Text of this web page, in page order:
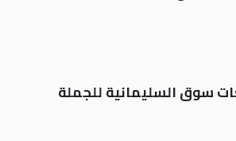
سوق السليمانية للجملة